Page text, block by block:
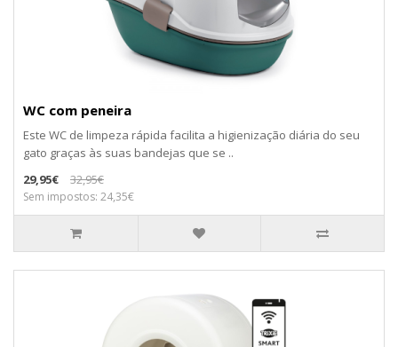
WC com peneira
Este WC de limpeza rápida facilita a higienização diária do seu
gato graças às suas bandejas que se ..
29,95€
32,95€
Sem impostos: 24,35€